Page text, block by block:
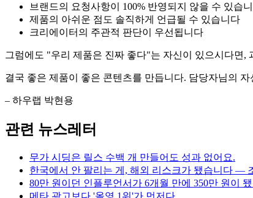
브랜드의 요청사항이 100% 반영되지 않을 수 있습
제품의 아쉬운 점도 솔직하게 언급될 수 있습니다
크리에이터의 주관적 판단이 우선됩니다
그럼에도 "우리 제품은 진짜 좋다"는 자신이 있으시다면,
결국 좋은 제품이 좋은 콘텐츠를 만듭니다. 담당자님의
– 하우랩 박현용
관련 뉴스레터
무가 시딩은 릴스 수백 개 만들어도 성과 없어요.
한국에서 안 팔리는 게, 해외 리스크가 됐습니다 —
80만 원이던 인플루언서가 6개월 만에 350만 원이
메타 광고보다 '올영 1위'가 먼저다